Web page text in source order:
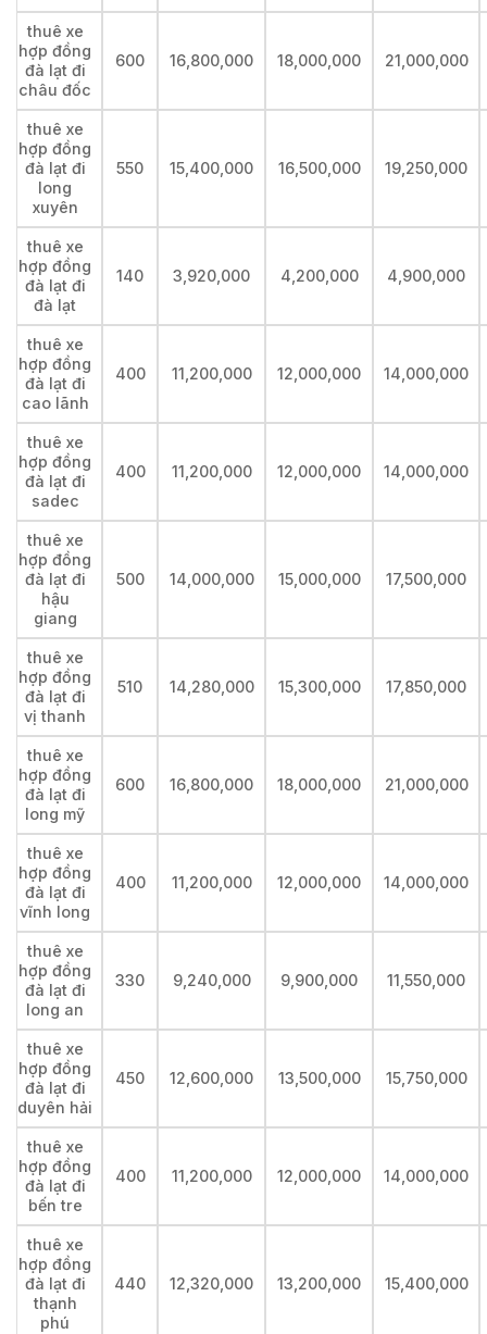
thuê xe
hợp đồng
đà lạt đi
châu đốc
600 16,800,000 18,000,000 21,000,000
thuê xe
hợp đồng
đà lạt đi
long
xuyên
550 15,400,000 16,500,000 19,250,000
thuê xe
hợp đồng
đà lạt đi
đà lạt
140 3,920,000 4,200,000 4,900,000
thuê xe
hợp đồng
đà lạt đi
cao lãnh
400 11,200,000 12,000,000 14,000,000
thuê xe
hợp đồng
đà lạt đi
sadec
400 11,200,000 12,000,000 14,000,000
thuê xe
hợp đồng
đà lạt đi
hậu
giang
500 14,000,000 15,000,000 17,500,000
thuê xe
hợp đồng
đà lạt đi
vị thanh
510 14,280,000 15,300,000 17,850,000
thuê xe
hợp đồng
đà lạt đi
long mỹ
600 16,800,000 18,000,000 21,000,000
thuê xe
hợp đồng
đà lạt đi
vĩnh long
400 11,200,000 12,000,000 14,000,000
thuê xe
hợp đồng
đà lạt đi
long an
330 9,240,000 9,900,000 11,550,000
thuê xe
hợp đồng
đà lạt đi
duyên hải
450 12,600,000 13,500,000 15,750,000
thuê xe
hợp đồng
đà lạt đi
bến tre
400 11,200,000 12,000,000 14,000,000
thuê xe
hợp đồng
đà lạt đi
thạnh
phú
440 12,320,000 13,200,000 15,400,000